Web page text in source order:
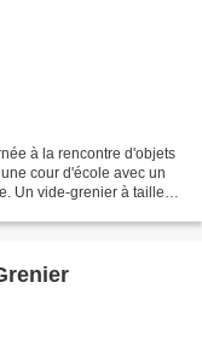
à la rencontre d'objets
cour d'école avec un
Un vide-grenier à taille